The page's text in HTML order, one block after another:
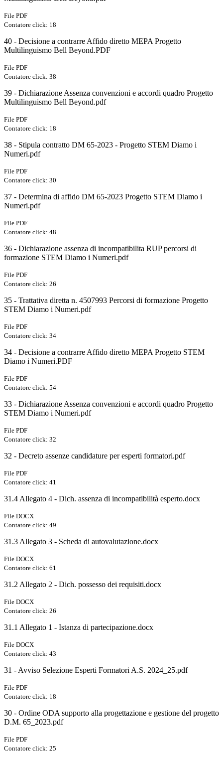
File PDF
Contatore click: 18
40 - Decisione a contrarre Affido diretto MEPA Progetto
Multilinguismo Bell Beyond.PDF
File PDF
Contatore click: 38
39 - Dichiarazione Assenza convenzioni e accordi quadro Progetto
Multilinguismo Bell Beyond.pdf
File PDF
Contatore click: 18
38 - Stipula contratto DM 65-2023 - Progetto STEM Diamo i
Numeri.pdf
File PDF
Contatore click: 30
37 - Determina di affido DM 65-2023 Progetto STEM Diamo i
Numeri.pdf
File PDF
Contatore click: 48
36 - Dichiarazione assenza di incompatibilita RUP percorsi di
formazione STEM Diamo i Numeri.pdf
File PDF
Contatore click: 26
35 - Trattativa diretta n. 4507993 Percorsi di formazione Progetto
STEM Diamo i Numeri.pdf
File PDF
Contatore click: 34
34 - Decisione a contrarre Affido diretto MEPA Progetto STEM
Diamo i Numeri.PDF
File PDF
Contatore click: 54
33 - Dichiarazione Assenza convenzioni e accordi quadro Progetto
STEM Diamo i Numeri.pdf
File PDF
Contatore click: 32
32 - Decreto assenze candidature per esperti formatori.pdf
File PDF
Contatore click: 41
31.4 Allegato 4 - Dich. assenza di incompatibilità esperto.docx
File DOCX
Contatore click: 49
31.3 Allegato 3 - Scheda di autovalutazione.docx
File DOCX
Contatore click: 61
31.2 Allegato 2 - Dich. possesso dei requisiti.docx
File DOCX
Contatore click: 26
31.1 Allegato 1 - Istanza di partecipazione.docx
File DOCX
Contatore click: 43
31 - Avviso Selezione Esperti Formatori A.S. 2024_25.pdf
File PDF
Contatore click: 18
30 - Ordine ODA supporto alla progettazione e gestione del progetto
D.M. 65_2023.pdf
File PDF
Contatore click: 25